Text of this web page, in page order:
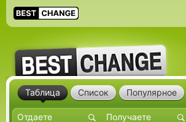
Таблица Список Популярное